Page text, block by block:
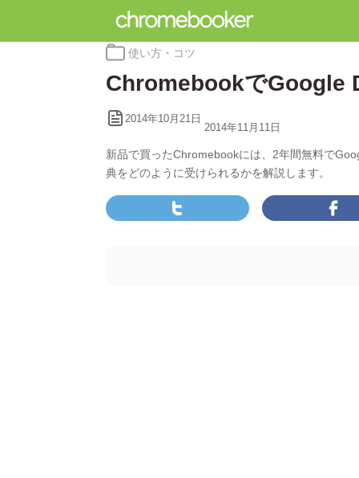
カ
ゴ
ー:
使い方・コツ
ChromebookでGoogle
2014年10月21日
2014年11月11日
新品で買ったChromebookには、2年間無料で
典をどのように受けられるかを解説します。